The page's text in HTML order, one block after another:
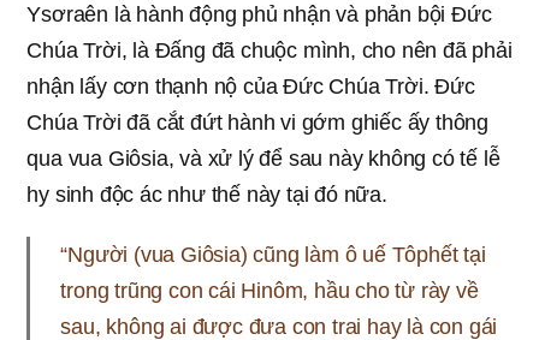
Ysơraên là hành động phủ nhận và phản bội Đức
Chúa Trời, là Đấng đã chuộc mình, cho nên đã phải
nhận lấy cơn thạnh nộ của Đức Chúa Trời. Đức
Chúa Trời đã cắt đứt hành vi gớm ghiếc ấy thông
qua vua Giôsia, và xử lý để sau này không có tế lễ
hy sinh độc ác như thế này tại đó nữa.
“Người (vua Giôsia) cũng làm ô uế Tôphết tại
trong trũng con cái Hinôm, hầu cho từ rày về
sau, không ai được đưa con trai hay là con gái